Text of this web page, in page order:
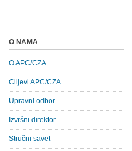
O NAMA
O APC/CZA
Ciljevi APC/CZA
Upravni odbor
Izvršni direktor
Stručni savet